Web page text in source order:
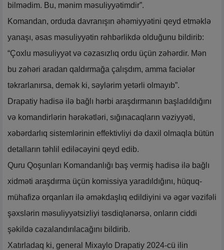
bilmədim. Bu, mənim məsuliyyətimdir”.
Komandan, orduda davranışın əhəmiyyətini qeyd etməklə
yanaşı, əsas məsuliyyətin rəhbərlikdə olduğunu bildirib:
“Çoxlu məsuliyyət və cəzasızlıq ordu üçün zəhərdir. Mən
bu zəhəri aradan qaldırmağa çalışdım, amma faciələr
təkrarlanırsa, demək ki, səylərim yetərli olmayıb”.
Drapatiy hadisə ilə bağlı hərbi araşdırmanın başladıldığını
və komandirlərin hərəkətləri, sığınacaqların vəziyyəti,
xəbərdarlıq sistemlərinin effektivliyi də daxil olmaqla bütün
detalların təhlil ediləcəyini qeyd edib.
Quru Qoşunları Komandanlığı baş vermiş hadisə ilə bağlı
xidməti araşdırma üçün komissiya yaradıldığını, hüquq-
mühafizə orqanları ilə əməkdaşlıq edildiyini və əgər vəzifəli
şəxslərin məsuliyyətsizliyi təsdiqlənərsə, onların ciddi
şəkildə cəzalandırılacağını bildirib.
Xatırladaq ki, general Mixaylo Drapatiy 2024-cü ilin